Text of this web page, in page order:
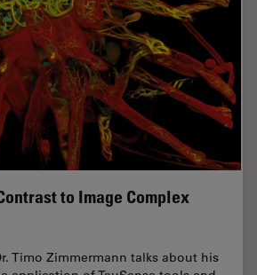
to Image Complex
Timo Zimmermann talks about his